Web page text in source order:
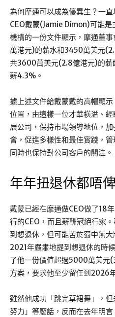
為何摩通可以成為優異生？一
CEO戴蒙(Jamie Dimon)可能
機構的一份文件顯示，摩通董
萬港元)的薪水和3450萬美元
共3600萬美元(2.8億港元)的
薪4.3%。
據上述文件給戴蒙戴的高帽顯
位置，由這樣一位才華橫溢、
展公司，保持市場領導地位，
會，促進多樣性和最佳實踐，
同時也保持對公司客戶的關注。
年年扭退休都唔俾
戴蒙已經在摩通做CEO做了18
行的CEO，而且薪酬冠絕行家
到想退休，但可能苦於蜀中無
2021年嚴肅地提到想退休的時
了他一份價值超過5000萬美
方案，要求他至少留任到2026
雖然他成功「跳完草裙舞」，
努力」等廢話，反而在去年明